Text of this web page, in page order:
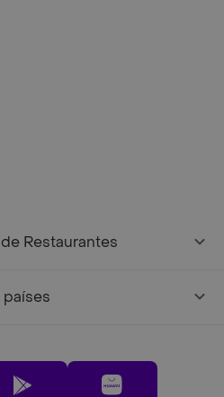
Restaurantes